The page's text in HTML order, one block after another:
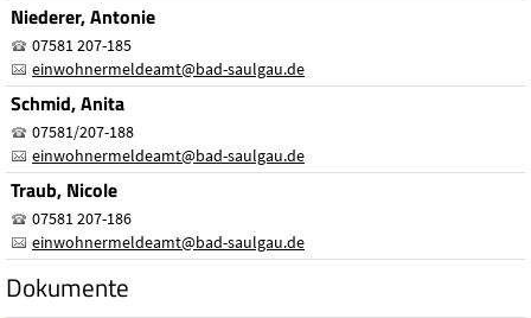
Niederer, Antonie
07581 207-185
einwohnermeldeamt@bad-saulgau.de
Schmid, Anita
07581/207-188
einwohnermeldeamt@bad-saulgau.de
Traub, Nicole
07581 207-186
einwohnermeldeamt@bad-saulgau.de
Dokumente